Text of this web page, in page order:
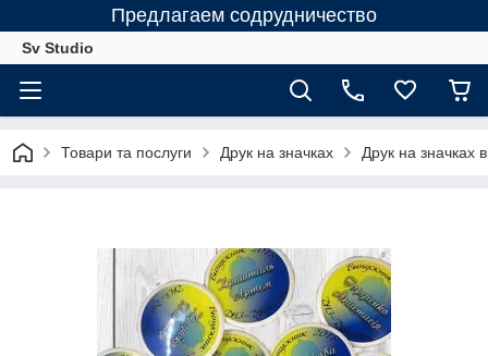
Предлагаем содрудничество
Sv Studio
Товари та послуги Друк на значках Друк на значках